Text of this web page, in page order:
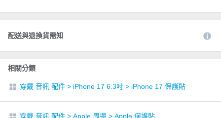
配送與退換貨需知
相關分類
穿戴 音訊 配件 > iPhone 17 6.3吋 > iPhone 17 保護貼
穿戴 音訊 配件 > Apple 周邊 > Apple 保護貼